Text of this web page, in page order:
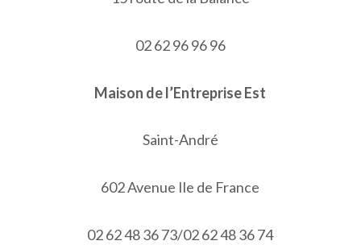
02 62 96 96 96
Maison de l’Entreprise Est
Saint-André
602 Avenue Ile de France
02 62 48 36 73/02 62 48 36 74